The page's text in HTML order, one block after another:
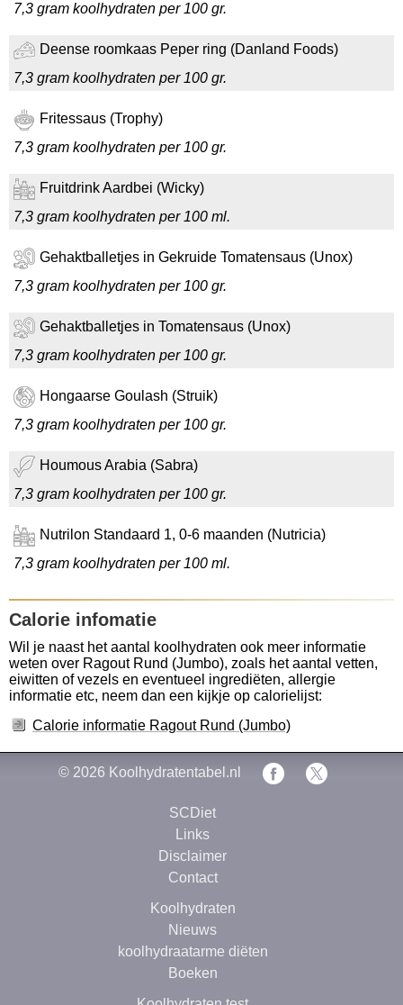
7,3 gram koolhydraten per 100 gr.
Deense roomkaas Peper ring (Danland Foods)
7,3 gram koolhydraten per 100 gr.
Fritessaus (Trophy)
7,3 gram koolhydraten per 100 gr.
Fruitdrink Aardbei (Wicky)
7,3 gram koolhydraten per 100 ml.
Gehaktballetjes in Gekruide Tomatensaus (Unox)
7,3 gram koolhydraten per 100 gr.
Gehaktballetjes in Tomatensaus (Unox)
7,3 gram koolhydraten per 100 gr.
Hongaarse Goulash (Struik)
7,3 gram koolhydraten per 100 gr.
Houmous Arabia (Sabra)
7,3 gram koolhydraten per 100 gr.
Nutrilon Standaard 1, 0-6 maanden (Nutricia)
7,3 gram koolhydraten per 100 ml.
Calorie infomatie
Wil je naast het aantal koolhydraten ook meer informatie
weten over Ragout Rund (Jumbo), zoals het aantal vetten,
eiwitten of vezels en eventueel ingrediëten, allergie
informatie etc, neem dan een kijkje op calorielijst:
Calorie informatie Ragout Rund (Jumbo)
© 2026 Koolhydratentabel.nl
SCDiet
Links
Disclaimer
Contact
Koolhydraten
Nieuws
koolhydraatarme diëten
Boeken